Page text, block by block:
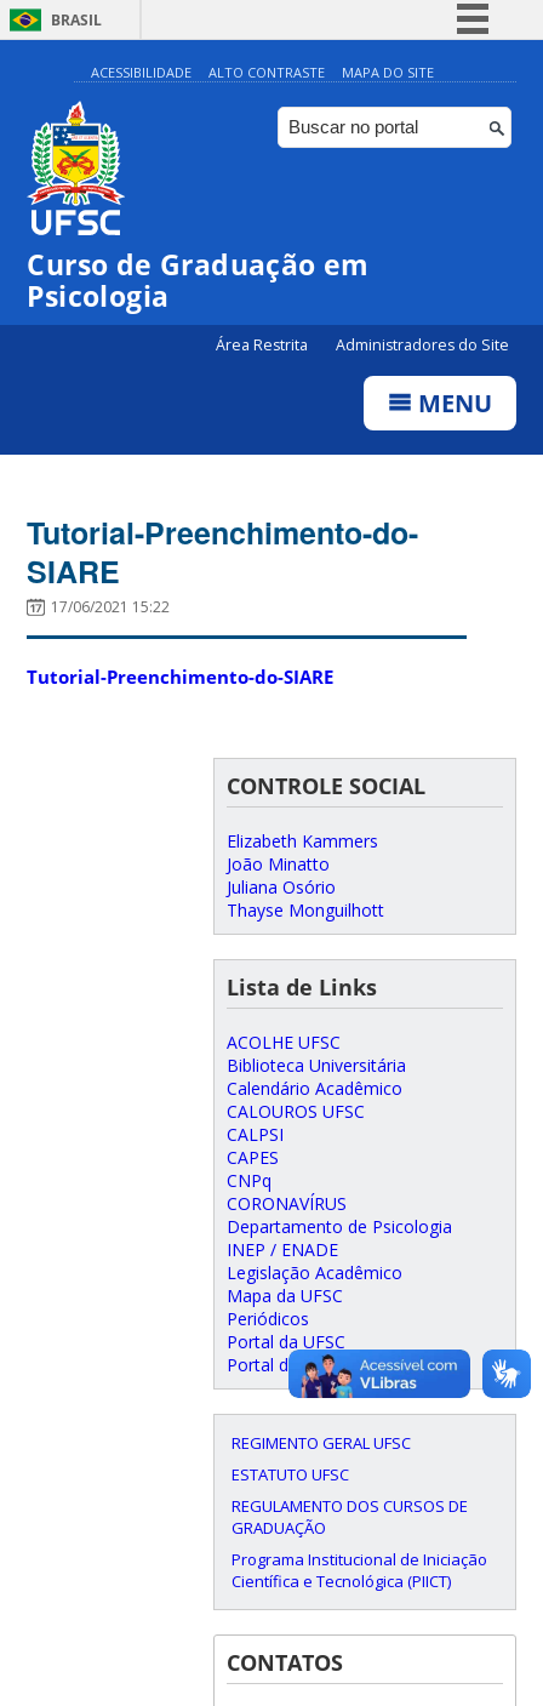
BRASIL
Simplifique!
Comunica BR
Participe
Canais
ACESSIBILIDADE ALTO CONTRASTE MAPA DO SITE
Curso de Graduação em
Psicologia
Área Restrita Administradores do Site
MENU
Tutorial-Preenchimento-do-
SIARE
17/06/2021 15:22
Tutorial-Preenchimento-do-SIARE
CONTROLE SOCIAL
Elizabeth Kammers
João Minatto
Juliana Osório
Thayse Monguilhott
Lista de Links
ACOLHE UFSC
Biblioteca Universitária
Calendário Acadêmico
CALOUROS UFSC
CALPSI
CAPES
CNPq
CORONAVÍRUS
Departamento de Psicologia
INEP / ENADE
Legislação Acadêmico
Mapa da UFSC
Periódicos
Portal da UFSC
Portal do CFH
REGIMENTO GERAL UFSC
ESTATUTO UFSC
REGULAMENTO DOS CURSOS DE
GRADUAÇÃO
Programa Institucional de Iniciação
Científica e Tecnológica (PIICT)
CONTATOS